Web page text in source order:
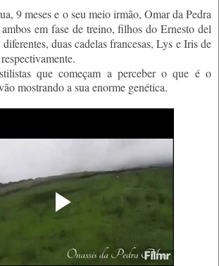
9 meses e o seu meio irmão, Omar da Pedra
em fase de treino, filhos do Ernesto del
duas cadelas francesas, Lys e Iris de
que começam a perceber o que é o
mostrando a sua enorme genética.